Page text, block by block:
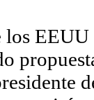
EEUU